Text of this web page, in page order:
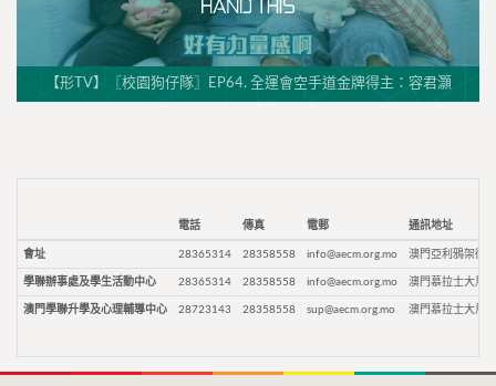
【形TV】〖校園狗仔隊〗EP64. 全運會空手道金牌得主：容君灝
電話 傳真 電郵 通訊地址
會址 28365314 28358558 info@aecm.org.mo 澳門亞利鴉架街9
學聯辦事處及學生活動中心 28365314 28358558 info@aecm.org.mo 澳門慕拉士大馬
澳門學聯升學及心理輔導中心 28723143 28358558 sup@aecm.org.mo 澳門慕拉士大馬